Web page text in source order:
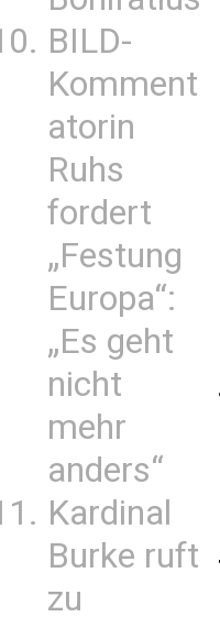
BILD-
Komment
atorin
Ruhs
fordert
„Festung
Europa“:
„Es geht
nicht
mehr
anders“
Kardinal
Burke ruft
zu